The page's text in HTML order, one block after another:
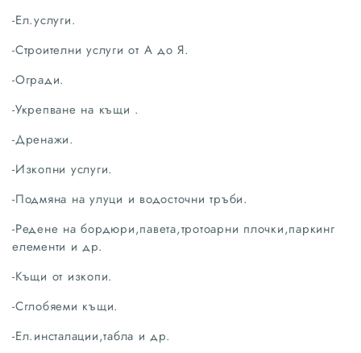
-Ел.услуги.
-Строителни услуги от А до Я.
-Огради.
-Укрепване на къщи .
-Дренажи.
-Изкопни услуги.
-Подмяна на улуци и водосточни тръби.
-Редене на бордюри,павета,тротоарни плочки,паркинг
елементи и др.
-Къщи от изкопи.
-Сглобяеми къщи.
-Ел.инсталации,табла и др.